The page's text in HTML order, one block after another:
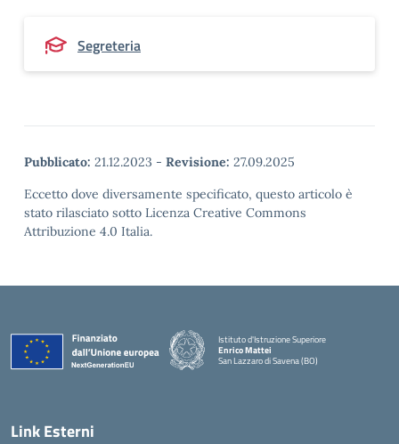
Segreteria
Pubblicato: 21.12.2023 - Revisione: 27.09.2025
Eccetto dove diversamente specificato, questo articolo è
stato rilasciato sotto Licenza Creative Commons
Attribuzione 4.0 Italia.
Istituto d'Istruzione Superiore
Enrico Mattei
San Lazzaro di Savena (BO)
Link Esterni